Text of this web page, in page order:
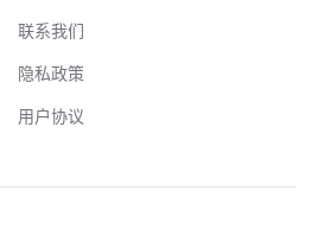
联系我们
隐私政策
用户协议